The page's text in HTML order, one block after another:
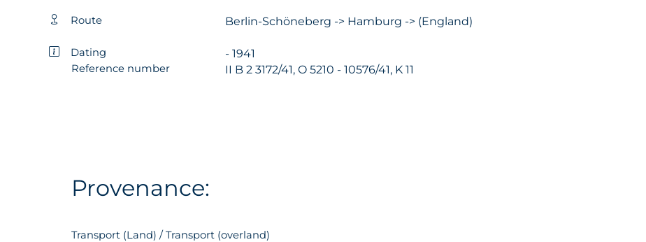
Route Berlin-Schöneberg -> Hamburg -> (England)
Dating - 1941
Reference number II B 2 3172/41, O 5210 - 10576/41, K 11
Provenance:
Transport (Land) / Transport (overland)